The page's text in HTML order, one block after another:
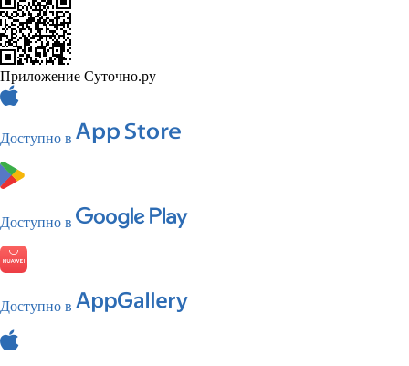
Приложение Суточно.ру
Доступно в
Доступно в
Доступно в